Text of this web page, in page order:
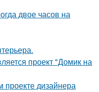
двое часов на
проект "Домик на
проекте дизайнера